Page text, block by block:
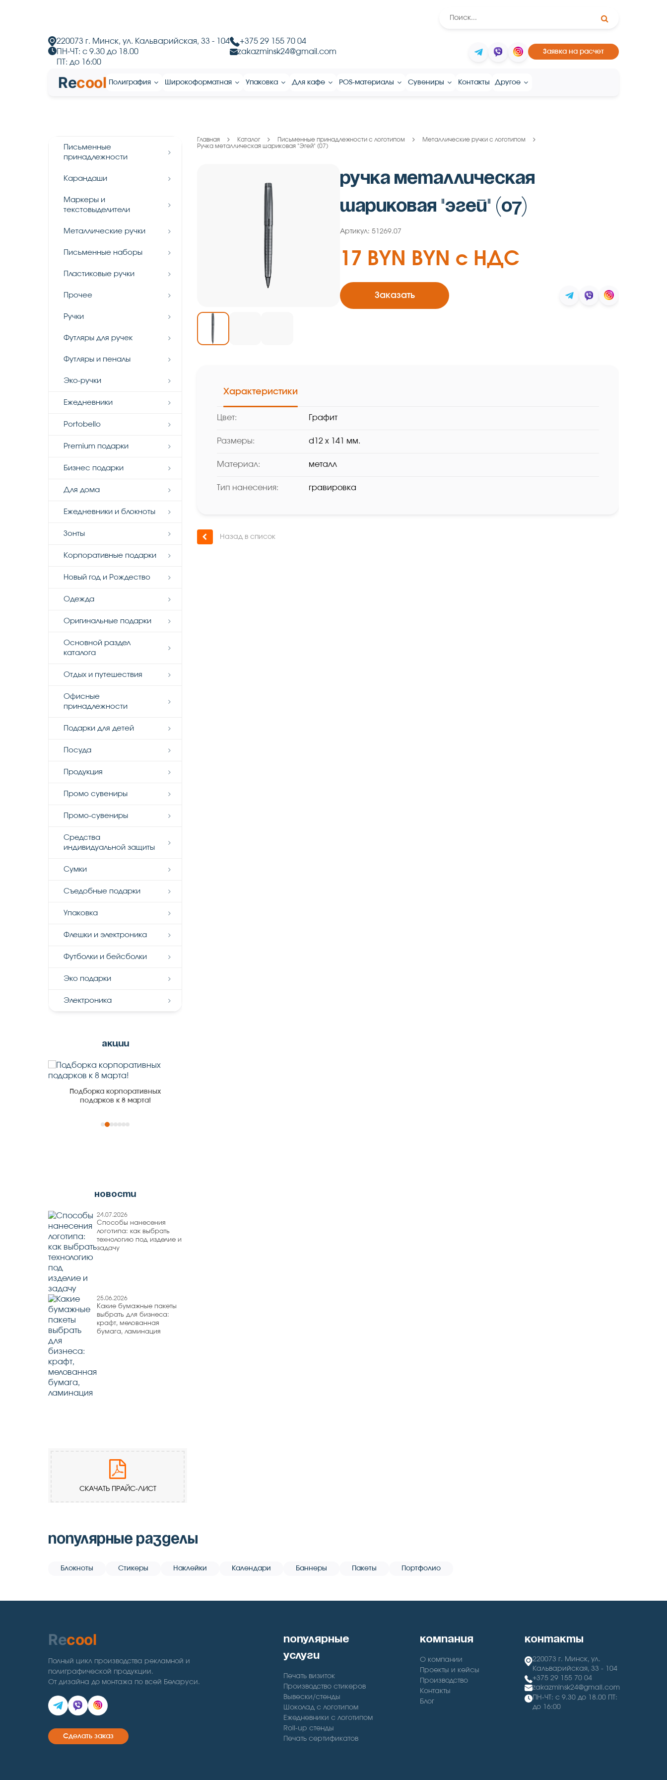
220073 г. Минск, ул. Кальварийская, 33 - 104
ПН-ЧТ: с 9.30 до 18.00
ПТ: до 16:00
+375 29 155 70 04
zakazminsk24@gmail.com
Заявка на расчет
Recool Полиграфия Широкоформатная Упаковка Для кафе POS-материалы Сувениры Контакты Другое
Письменные
принадлежности
Карандаши
Маркеры и
текстовыделители
Металлические ручки
Письменные наборы
Пластиковые ручки
Прочее
Ручки
Футляры для ручек
Футляры и пеналы
Эко-ручки
Ежедневники
Portobello
Premium подарки
Бизнес подарки
Для дома
Ежедневники и блокноты
Зонты
Корпоративные подарки
Новый год и Рождество
Одежда
Оригинальные подарки
Основной раздел
каталога
Отдых и путешествия
Офисные
принадлежности
Подарки для детей
Посуда
Продукция
Промо сувениры
Промо-сувениры
Средства
индивидуальной защиты
Сумки
Съедобные подарки
Упаковка
Флешки и электроника
Футболки и бейсболки
Эко подарки
Электроника
акции
Подборка корпоративных
подарков к 8 марта!
новости
24.07.2026
Способы нанесения
логотипа: как выбрать
технологию под изделие и
задачу
25.06.2026
Какие бумажные пакеты
выбрать для бизнеса:
крафт, мелованная
бумага, ламинация
СКАЧАТЬ ПРАЙС-ЛИСТ
Главная Каталог Письменные принадлежности с логотипом
Металлические ручки с логотипом
Ручка металлическая шариковая "Эгей" (07)
Ручка металлическая
шариковая "Эгей" (07)
Артикул: 51269.07
17 BYN BYN c НДС
Заказать
Характеристики
Цвет: Графит
Размеры: d12 х 141 мм.
Материал: металл
Тип нанесения: гравировка
Назад в список
популярные разделы
Блокноты Стикеры Наклейки Календари Баннеры Пакеты Портфолио
Recool
Полный цикл производства рекламной и
полиграфической продукции.
От дизайна до монтажа по всей Беларуси.
Сделать заказ
популярные
услуги
Печать визиток
Производство стикеров
Вывески/стенды
Шоколад с логотипом
Ежедневники с логотипом
Roll-up стенды
Печать сертификатов
компания
О компании
Проекты и кейсы
Производство
Контакты
Блог
контакты
220073 г. Минск, ул.
Кальварийская, 33 - 104
+375 29 155 70 04
zakazminsk24@gmail.com
ПН-ЧТ: с 9.30 до 18.00 ПТ:
до 16:00